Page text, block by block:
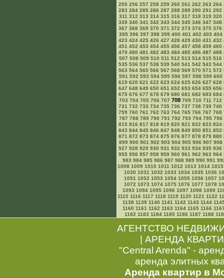
255 256 257 258 259 260 261 262 263 264
283 284 285 286 287 288 289 290 291 292
311 312 313 314 315 316 317 318 319 320
339 340 341 342 343 344 345 346 347 348
367 368 369 370 371 372 373 374 375 376
395 396 397 398 399 400 401 402 403 404
423 424 425 426 427 428 429 430 431 432
451 452 453 454 455 456 457 458 459 460
479 480 481 482 483 484 485 486 487 488
507 508 509 510 511 512 513 514 515 516
535 536 537 538 539 540 541 542 543 544
563 564 565 566 567 568 569 570 571 572
591 592 593 594 595 596 597 598 599 600
619 620 621 622 623 624 625 626 627 628
647 648 649 650 651 652 653 654 655 656
675 676 677 678 679 680 681 682 683 684
703 704 705 706 707 708 709 710 711 712
731 732 733 734 735 736 737 738 739 740
759 760 761 762 763 764 765 766 767 768
787 788 789 790 791 792 793 794 795 796
815 816 817 818 819 820 821 822 823 824
843 844 845 846 847 848 849 850 851 852
871 872 873 874 875 876 877 878 879 880
899 900 901 902 903 904 905 906 907 908
927 928 929 930 931 932 933 934 935 936
955 956 957 958 959 960 961 962 963 964
983 984 985 986 987 988 989 990 991
1008 1009 1010 1011 1012 1013 1014 1015
1030 1031 1032 1033 1034 1035 1036
1051 1052 1053 1054 1055 1056 1057
1072 1073 1074 1075 1076 1077 1078
1093 1094 1095 1096 1097 1098 1099
1115 1116 1117 1118 1119 1120 1121 1122
1138 1139 1140 1141 1142 1143 1144
1160 1161 1162 1163 1164 1165 1166
1182 1183 1184 1185 1186 1187 1188
АГЕНТСТВО
|АРЕНДА
"Central Arenda" -
аренда элитных
Аренда квартир в